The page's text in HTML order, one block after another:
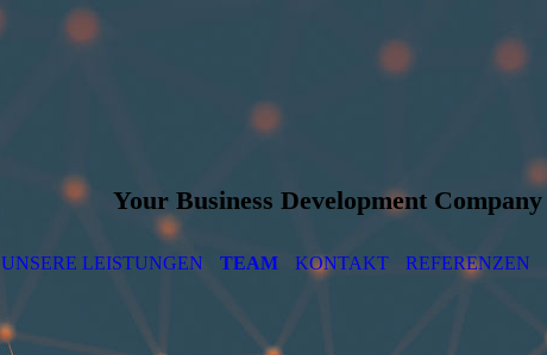
Your Business Development Company
UNSERE LEISTUNGEN TEAM KONTAKT REFERENZEN